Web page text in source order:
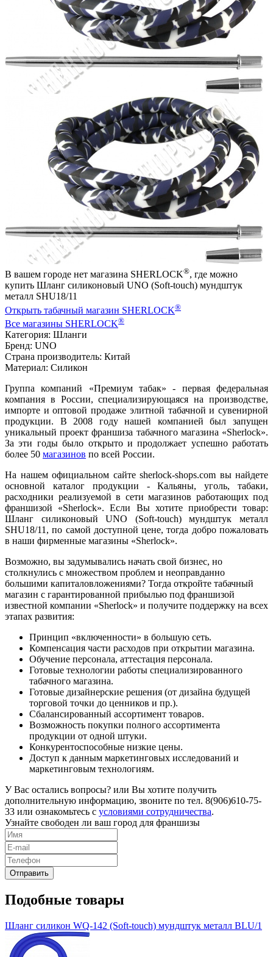
В вашем городе нет магазина SHERLOCK®, где можно
купить Шланг силиконовый UNO (Soft-touch) мундштук
металл SHU18/11
Открыть табачный магазин SHERLOCK®
Все магазины SHERLOCK®
Категория: Шланги
Бренд: UNO
Страна производитель: Китай
Материал: Силикон
Группа компаний «Премиум табак» - первая федеральная
компания в России, специализирующаяся на производстве,
импорте и оптовой продаже элитной табачной и сувенирной
продукции. В 2008 году нашей компанией был запущен
уникальный проект франшиза табачного магазина «Sherlock».
За эти годы было открыто и продолжает успешно работать
более 50 магазинов по всей России.
На нашем официальном сайте sherlock-shops.com вы найдете
основной каталог продукции - Кальяны, уголь, табаки,
расходники реализуемой в сети магазинов работающих под
франшизой «Sherlock». Если Вы хотите приобрести товар:
Шланг силиконовый UNO (Soft-touch) мундштук металл
SHU18/11, по самой доступной цене, тогда добро пожаловать
в наши фирменные магазины «Sherlock».
Возможно, вы задумывались начать свой бизнес, но
столкнулись с множеством проблем и неоправданно
большими капиталовложениями? Тогда откройте табачный
магазин с гарантированной прибылью под франшизой
известной компании «Sherlock» и получите поддержку на всех
этапах развития:
Принцип «включенности» в большую сеть.
Компенсация части расходов при открытии магазина.
Обучение персонала, аттестация персонала.
Готовые технологии работы специализированного
табачного магазина.
Готовые дизайнерские решения (от дизайна будущей
торговой точки до ценников и пр.).
Сбалансированный ассортимент товаров.
Возможность покупки полного ассортимента
продукции от одной штуки.
Конкурентоспособные низкие цены.
Доступ к данным маркетинговых исследований и
маркетинговым технологиям.
У Вас остались вопросы? или Вы хотите получить
дополнительную информацию, звоните по тел. 8(906)610-75-
33 или ознакомьтесь с условиями сотрудничества.
Узнайте свободен ли ваш город для франшизы
Подобные товары
Шланг силикон WQ-142 (Soft-touch) мундштук металл BLU/1